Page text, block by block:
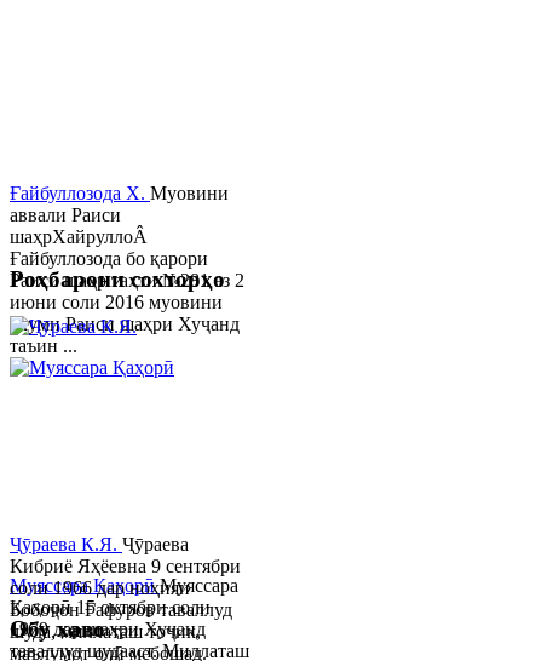
Ғайбуллозода Х. Муовини
аввали Раиси
шаҳрХайруллоÂ
Ғайбуллозода бо қарори
Раиси шаҳр таҳти №281 аз 2
июни соли 2016 муовини
якуми Раиси шаҳри Хуҷанд
таъин ...
Муяссара ҚаҳорӣМуяссара
Қаҳорӣ 15 октябри соли
1979 дар шаҳри Хуҷанд
таваллуд шудааст. Миллаташ
Роҳбарони сохторҳо
Ҷӯраева К.Я. Ҷӯраева
Кибриё Яҳёевна 9 сентябри
соли 1966 дар ноҳияи
Бобоҷон Ғафуров таваллуд
шуда, миллаташ тоҷик,
маълумот олӣ мебошад.
Обу хаво